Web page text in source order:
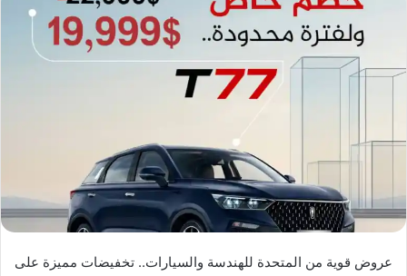
عروض قوية من المتحدة للهندسة والسيارات.. تخفيضات مميزة على